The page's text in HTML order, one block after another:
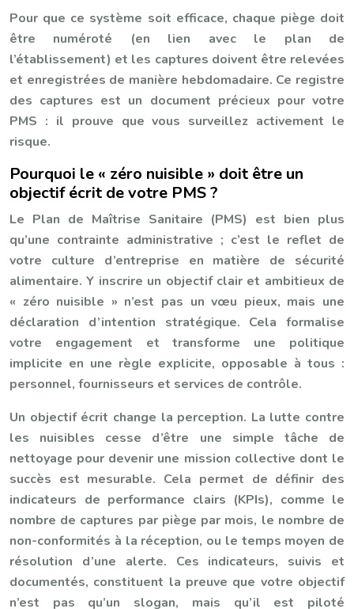
Pour que ce système soit efficace, chaque piège doit
être numéroté (en lien avec le plan de
l’établissement) et les captures doivent être relevées
et enregistrées de manière hebdomadaire. Ce registre
des captures est un document précieux pour votre
PMS : il prouve que vous surveillez activement le
risque.
Pourquoi le « zéro nuisible » doit être un
objectif écrit de votre PMS ?
Le Plan de Maîtrise Sanitaire (PMS) est bien plus
qu’une contrainte administrative ; c’est le reflet de
votre culture d’entreprise en matière de sécurité
alimentaire. Y inscrire un objectif clair et ambitieux de
« zéro nuisible » n’est pas un vœu pieux, mais une
déclaration d’intention stratégique. Cela formalise
votre engagement et transforme une politique
implicite en une règle explicite, opposable à tous :
personnel, fournisseurs et services de contrôle.
Un objectif écrit change la perception. La lutte contre
les nuisibles cesse d’être une simple tâche de
nettoyage pour devenir une mission collective dont le
succès est mesurable. Cela permet de définir des
indicateurs de performance clairs (KPIs), comme le
nombre de captures par piège par mois, le nombre de
non-conformités à la réception, ou le temps moyen de
résolution d’une alerte. Ces indicateurs, suivis et
documentés, constituent la preuve que votre objectif
n’est pas qu’un slogan, mais qu’il est piloté